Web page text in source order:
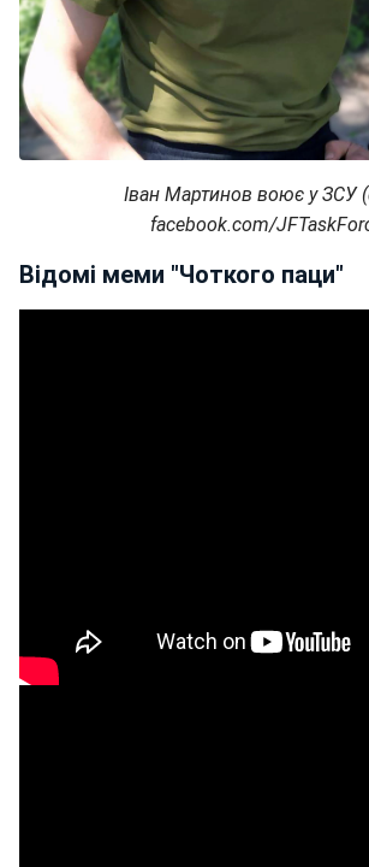
Іван Мартинов воює у ЗСУ
facebook.com/
Відомі меми "Чоткого паци"